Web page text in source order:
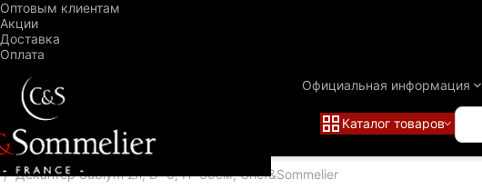
Оптовым клиентам
Акции
Доставка
Оплата
Официальная информация
Каталог товаров
/ Декантер Sublym 2л; D=6, H=30см, Chef&Sommelier